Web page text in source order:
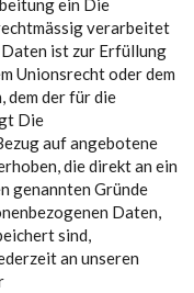
ein Die
verarbeitet
ist zur Erfüllung
Unionsrecht oder dem
der für die
Die
auf angebotene
die direkt an ein
genannten Gründe
Daten,
sind,
an unseren